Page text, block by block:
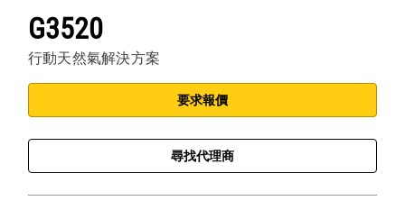
G3520
行動天然氣解決方案
要求報價
尋找代理商